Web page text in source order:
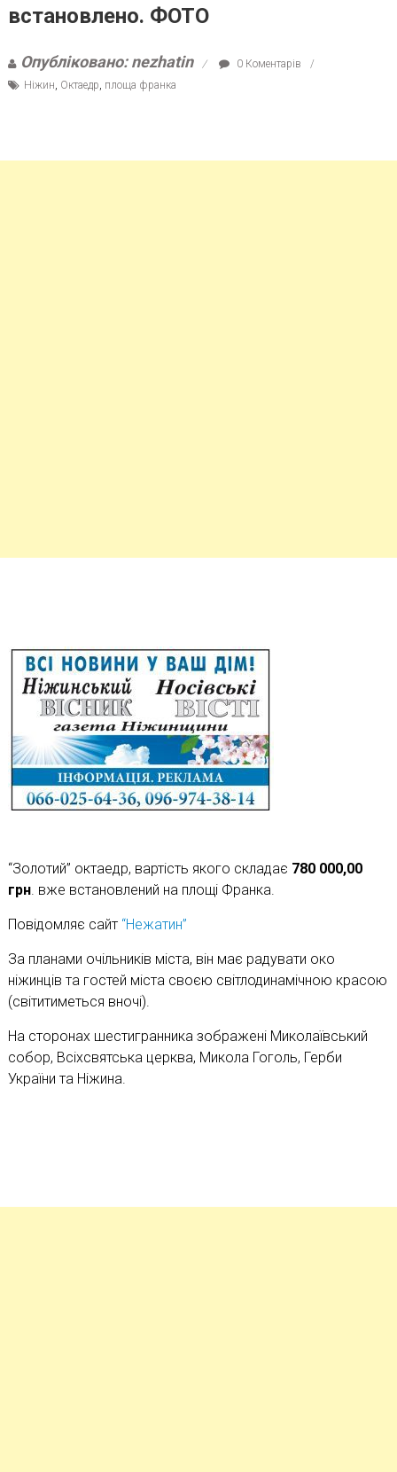
встановлено. ФОТО
Опубліковано: nezhatin
0 Коментарів
Ніжин, Октаедр, площа франка
“Золотий” октаедр, вартість якого складає 780 000,00
грн. вже встановлений на площі Франка.
Повідомляє сайт“Нежатин”
За планами очільників міста, він має радувати око
ніжинців та гостей міста своєю світлодинамічною красою
(світитиметься вночі).
На сторонах шестигранника зображені Миколаївський
собор, Всіхсвятська церква, Микола Гоголь, Герби
України та Ніжина.